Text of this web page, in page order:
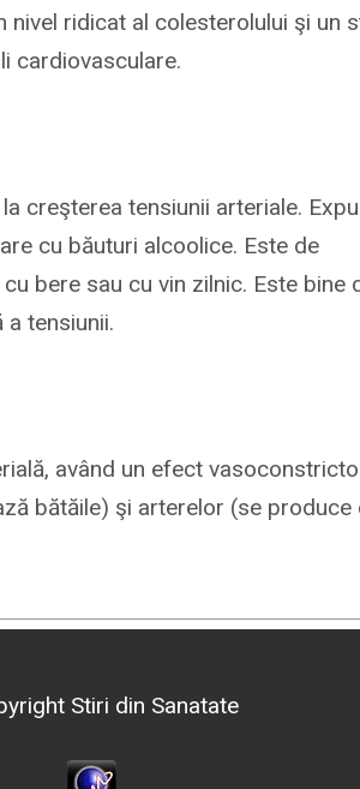
nivel ridicat al colesterolului şi un
cardiovasculare.
creşterea tensiunii arteriale.
cu băuturi alcoolice. Este de
bere sau cu vin zilnic. Este bine
tensiunii.
având un efect
bătăile) şi arterelor (se produce
Stiri din Sanatate